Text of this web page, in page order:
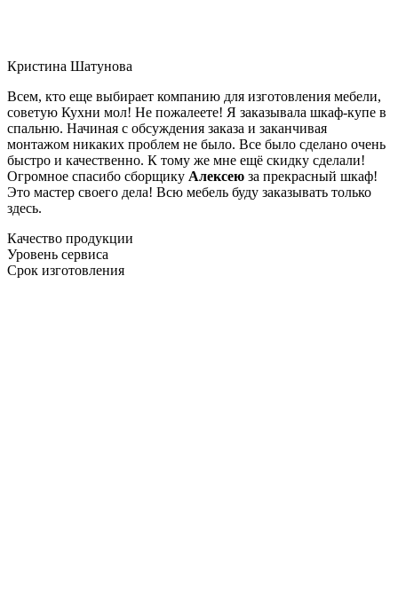
Кристина Шатунова
Всем, кто еще выбирает компанию для изготовления мебели,
советую Кухни мол! Не пожалеете! Я заказывала шкаф-купе в
спальню. Начиная с обсуждения заказа и заканчивая
монтажом никаких проблем не было. Все было сделано очень
быстро и качественно. К тому же мне ещё скидку сделали!
Огромное спасибо сборщику Алексею за прекрасный шкаф!
Это мастер своего дела! Всю мебель буду заказывать только
здесь.
Качество продукции
Уровень сервиса
Срок изготовления